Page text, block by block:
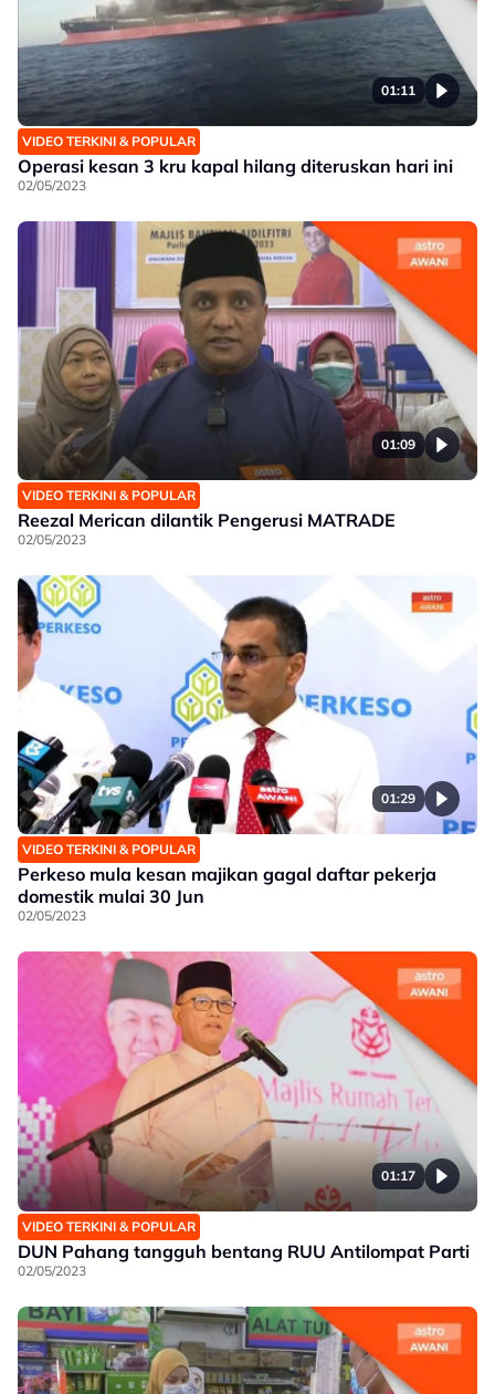
01:11
VIDEO TERKINI & POPULAR
Operasi kesan 3 kru kapal hilang diteruskan hari ini
02/05/2023
01:09
VIDEO TERKINI & POPULAR
Reezal Merican dilantik Pengerusi MATRADE
02/05/2023
01:29
VIDEO TERKINI & POPULAR
Perkeso mula kesan majikan gagal daftar pekerja
domestik mulai 30 Jun
02/05/2023
01:17
VIDEO TERKINI & POPULAR
DUN Pahang tangguh bentang RUU Antilompat Parti
02/05/2023